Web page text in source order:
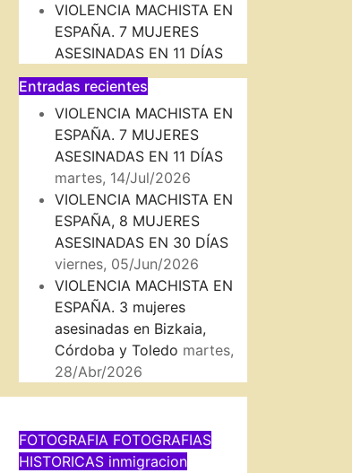
VIOLENCIA MACHISTA EN
ESPAÑA. 7 MUJERES
ASESINADAS EN 11 DÍAS
Entradas recientes
VIOLENCIA MACHISTA EN
ESPAÑA. 7 MUJERES
ASESINADAS EN 11 DÍAS
martes, 14/Jul/2026
VIOLENCIA MACHISTA EN
ESPAÑA, 8 MUJERES
ASESINADAS EN 30 DÍAS
viernes, 05/Jun/2026
VIOLENCIA MACHISTA EN
ESPAÑA. 3 mujeres
asesinadas en Bizkaia,
Córdoba y Toledo martes,
28/Abr/2026
FOTOGRAFIA FOTOGRAFIAS
HISTORICAS inmigracion